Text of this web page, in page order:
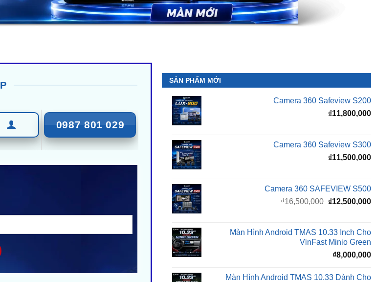
0987 801 029
SẢN PHẨM MỚI
Camera 360 Safeview S200
₫11,800,000
Camera 360 Safeview S300
₫11,500,000
Camera 360 SAFEVIEW S500
₫16,500,000 Giá
₫16,500,000.
₫12,500,000
Màn Hình Android TMAS 10.33 Inch Cho
VinFast Minio Green
₫8,000,000
Màn Hình Android TMAS 10.33 Dành Cho